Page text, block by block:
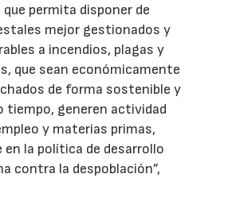
permita disponer de
mejor gestionados y
a incendios, plagas y
que sean económicamente
de forma sostenible y
tiempo, generen actividad
y materias primas,
la política de desarrollo
contra la despoblación”,